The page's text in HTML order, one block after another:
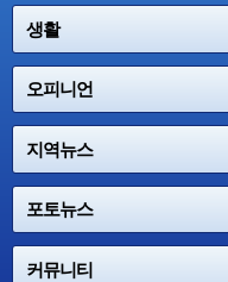
생활
오피니언
지역뉴스
포토뉴스
커뮤니티